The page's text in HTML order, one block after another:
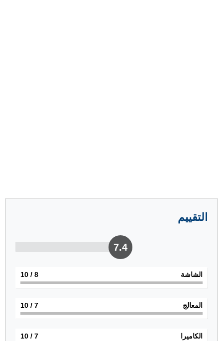
التقييم
7.4
الشاشة 8
/ 10
المعالج 7
/ 10
الكاميرا 7
/ 10